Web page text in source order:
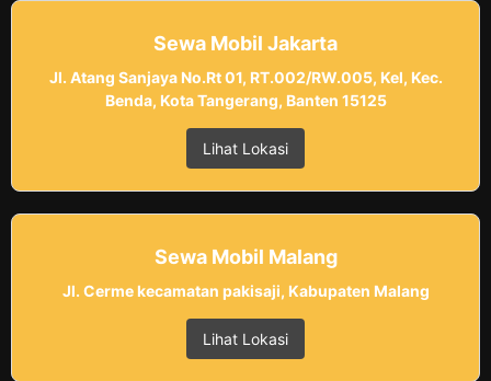
Sewa Mobil Jakarta
Jl. Atang Sanjaya No.Rt 01, RT.002/RW.005, Kel, Kec.
Benda, Kota Tangerang, Banten 15125
Lihat Lokasi
Sewa Mobil Malang
Jl. Cerme kecamatan pakisaji, Kabupaten Malang
Lihat Lokasi